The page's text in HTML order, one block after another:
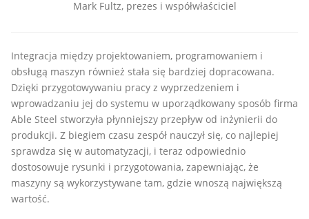
Mark Fultz, prezes i współwłaściciel
Integracja między projektowaniem, programowaniem i
obsługą maszyn również stała się bardziej dopracowana.
Dzięki przygotowywaniu pracy z wyprzedzeniem i
wprowadzaniu jej do systemu w uporządkowany sposób firma
Able Steel stworzyła płynniejszy przepływ od inżynierii do
produkcji. Z biegiem czasu zespół nauczył się, co najlepiej
sprawdza się w automatyzacji, i teraz odpowiednio
dostosowuje rysunki i przygotowania, zapewniając, że
maszyny są wykorzystywane tam, gdzie wnoszą największą
wartość.